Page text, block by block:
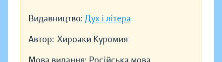
Видавництво: Дух і літера
Автор: Хироаки Куромия